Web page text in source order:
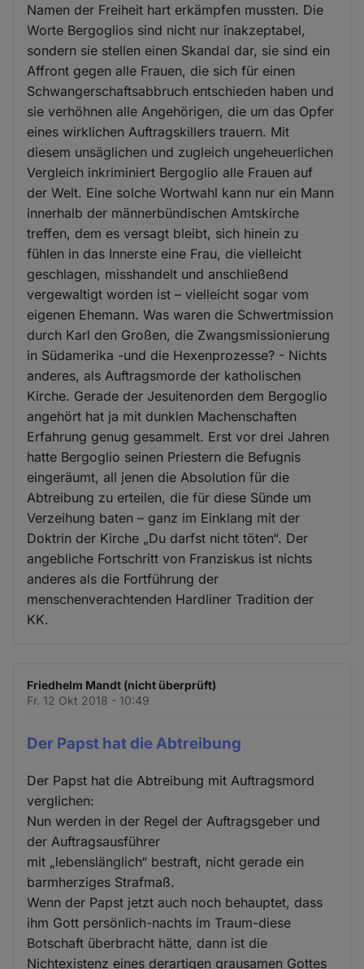
Namen der Freiheit hart erkämpfen mussten. Die
Worte Bergoglios sind nicht nur inakzeptabel,
sondern sie stellen einen Skandal dar, sie sind ein
Affront gegen alle Frauen, die sich für einen
Schwangerschaftsabbruch entschieden haben und
sie verhöhnen alle Angehörigen, die um das Opfer
eines wirklichen Auftragskillers trauern. Mit
diesem unsäglichen und zugleich ungeheuerlichen
Vergleich inkriminiert Bergoglio alle Frauen auf
der Welt. Eine solche Wortwahl kann nur ein Mann
innerhalb der männerbündischen Amtskirche
treffen, dem es versagt bleibt, sich hinein zu
fühlen in das Innerste eine Frau, die vielleicht
geschlagen, misshandelt und anschließend
vergewaltigt worden ist – vielleicht sogar vom
eigenen Ehemann. Was waren die Schwertmission
durch Karl den Großen, die Zwangsmissionierung
in Südamerika -und die Hexenprozesse? - Nichts
anderes, als Auftragsmorde der katholischen
Kirche. Gerade der Jesuitenorden dem Bergoglio
angehört hat ja mit dunklen Machenschaften
Erfahrung genug gesammelt. Erst vor drei Jahren
hatte Bergoglio seinen Priestern die Befugnis
eingeräumt, all jenen die Absolution für die
Abtreibung zu erteilen, die für diese Sünde um
Verzeihung baten – ganz im Einklang mit der
Doktrin der Kirche „Du darfst nicht töten“. Der
angebliche Fortschritt von Franziskus ist nichts
anderes als die Fortführung der
menschenverachtenden Hardliner Tradition der
KK.
Friedhelm Mandt (nicht überprüft)
Fr. 12 Okt 2018 - 10:49
Der Papst hat die Abtreibung
Der Papst hat die Abtreibung mit Auftragsmord
verglichen:
Nun werden in der Regel der Auftragsgeber und
der Auftragsausführer
mit „lebenslänglich“ bestraft, nicht gerade ein
barmherziges Strafmaß.
Wenn der Papst jetzt auch noch behauptet, dass
ihm Gott persönlich-nachts im Traum-diese
Botschaft überbracht hätte, dann ist die
Nichtexistenz eines derartigen grausamen Gottes